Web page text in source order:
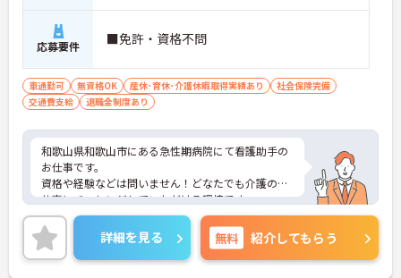
応募要件 ■免許・資格不問
車通勤可 無資格OK 産休･育休･介護休暇取得実績あり
社会保険完備
交通費支給
退職金制度あり
和歌山県和歌山市にある急性期病院にて看護助手の
お仕事です。
資格や経験などは問いません！どなたでも介護のお
仕事にチャレンジしていただける環境です。
ご興味がある方は是非一度マイナビまでお問合せ下
さい。更に詳細などお伝えします。
詳細を見る 無料 紹介してもらう